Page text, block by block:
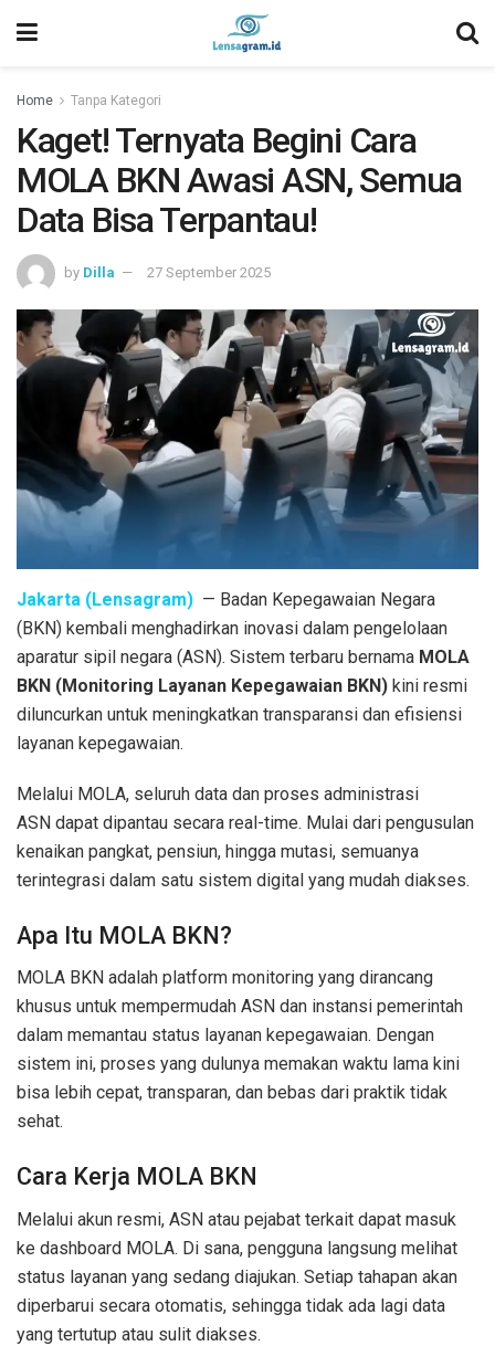
Home Tanpa Kategori
Kaget! Ternyata Begini Cara
MOLA BKN Awasi ASN, Semua
Data Bisa Terpantau!
by Dilla 27 September 2025
Jakarta (Lensagram) — Badan Kepegawaian Negara
(BKN) kembali menghadirkan inovasi dalam pengelolaan
aparatur sipil negara (ASN). Sistem terbaru bernama MOLA
BKN (Monitoring Layanan Kepegawaian BKN) kini resmi
diluncurkan untuk meningkatkan transparansi dan efisiensi
layanan kepegawaian.
Melalui MOLA, seluruh data dan proses administrasi
ASN dapat dipantau secara real-time. Mulai dari pengusulan
kenaikan pangkat, pensiun, hingga mutasi, semuanya
terintegrasi dalam satu sistem digital yang mudah diakses.
Apa Itu MOLA BKN?
MOLA BKN adalah platform monitoring yang dirancang
khusus untuk mempermudah ASN dan instansi pemerintah
dalam memantau status layanan kepegawaian. Dengan
sistem ini, proses yang dulunya memakan waktu lama kini
bisa lebih cepat, transparan, dan bebas dari praktik tidak
sehat.
Cara Kerja MOLA BKN
Melalui akun resmi, ASN atau pejabat terkait dapat masuk
ke dashboard MOLA. Di sana, pengguna langsung melihat
status layanan yang sedang diajukan. Setiap tahapan akan
diperbarui secara otomatis, sehingga tidak ada lagi data
yang tertutup atau sulit diakses.